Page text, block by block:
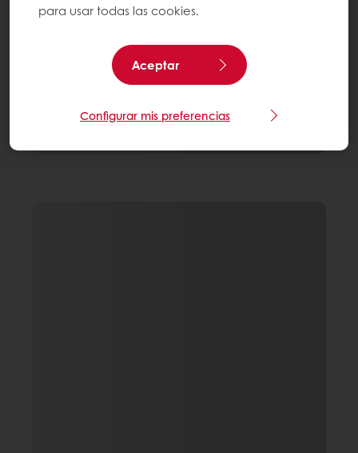
para usar todas las cookies.
Aceptar
Configurar mis preferencias